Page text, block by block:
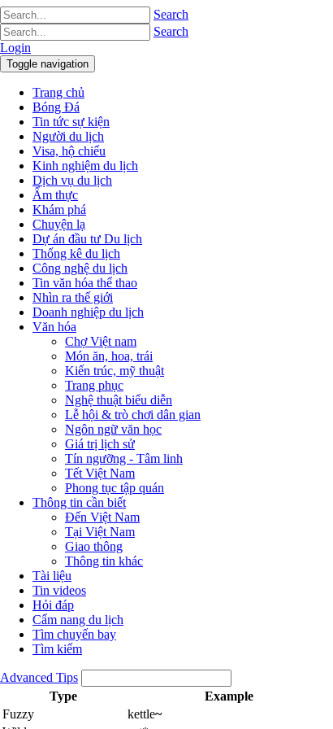
Search
Search
Login
Toggle navigation
Trang chủ
Bóng Đá
Tin tức sự kiện
Người du lịch
Visa, hộ chiếu
Kinh nghiệm du lịch
Dịch vụ du lịch
Ẩm thực
Khám phá
Chuyện lạ
Dự án đầu tư Du lịch
Thống kê du lịch
Công nghệ du lịch
Tin văn hóa thể thao
Nhìn ra thế giới
Doanh nghiệp du lịch
Văn hóa
Chợ Việt nam
Món ăn, hoa, trái
Kiến trúc, mỹ thuật
Trang phục
Nghệ thuật biểu diễn
Lễ hội & trò chơi dân gian
Ngôn ngữ văn học
Giá trị lịch sử
Tín ngưỡng - Tâm linh
Tết Việt Nam
Phong tục tập quán
Thông tin cần biết
Đến Việt Nam
Tại Việt Nam
Giao thông
Thông tin khác
Tài liệu
Tin videos
Hỏi đáp
Cẩm nang du lịch
Tìm chuyến bay
Tìm kiếm
Advanced Tips
Type
Example
Fuzzy
kettle~